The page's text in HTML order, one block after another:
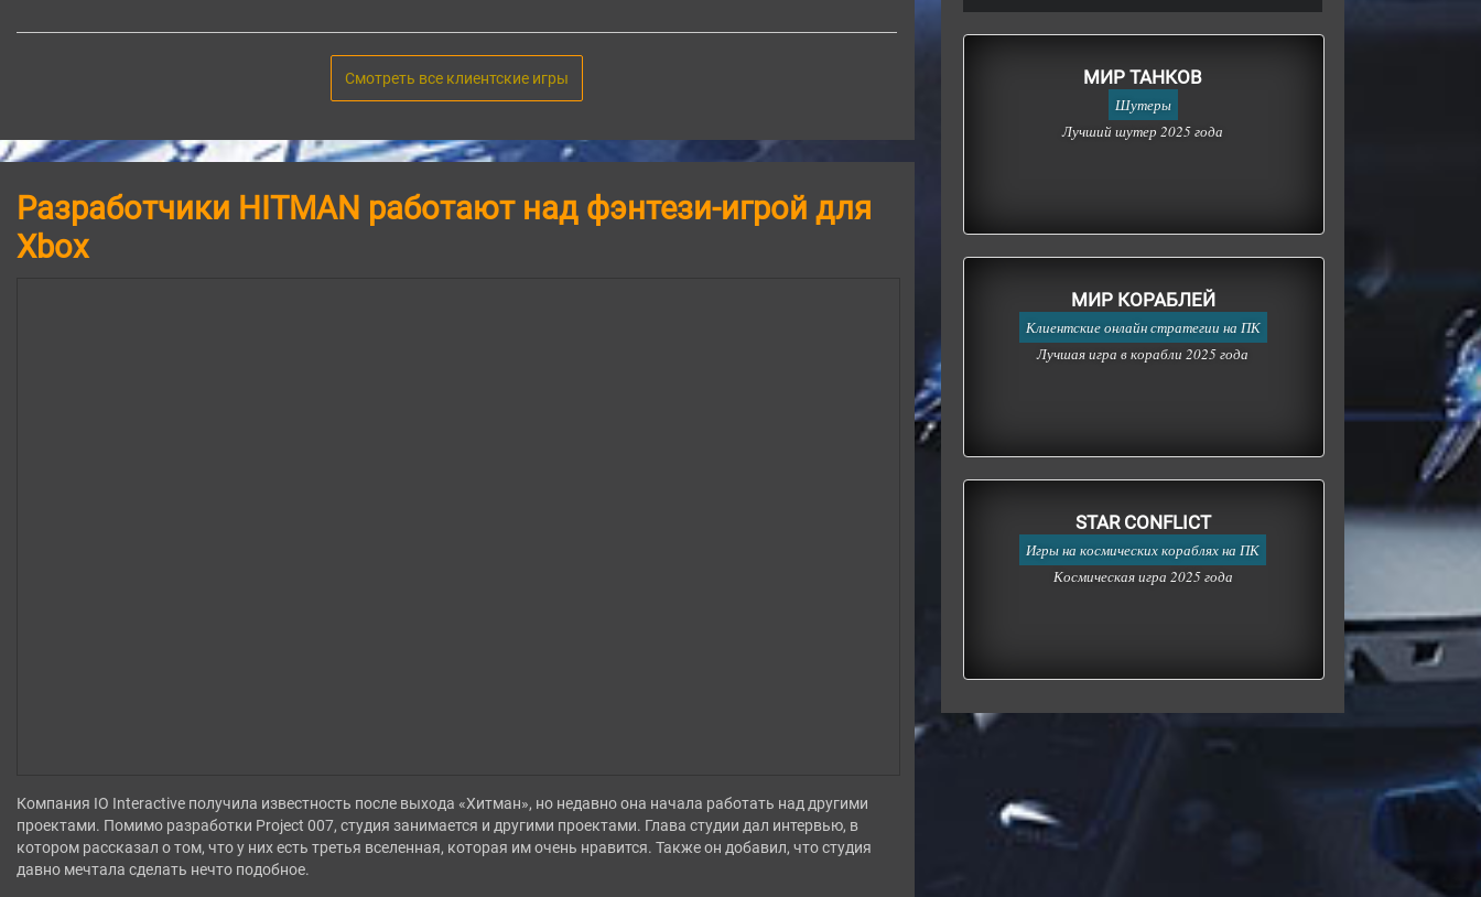
Смотреть все клиентские игры
Разработчики HITMAN работают над фэнтези-игрой для
Xbox
Компания IO Interactive получила известность после выхода «Хитман», но недавно она начала работать над другими
проектами. Помимо разработки Project 007, студия занимается и другими проектами. Глава студии дал интервью, в
котором рассказал о том, что у них есть третья вселенная, которая им очень нравится. Также он добавил, что студия
давно мечтала сделать нечто подобное.
МИР ТАНКОВ
Шутеры
Лучший шутер 2025 года
МИР КОРАБЛЕЙ
Клиентские онлайн стратегии на ПК
Лучшая игра в корабли 2025 года
STAR CONFLICT
Игры на космических кораблях на ПК
Космическая игра 2025 года